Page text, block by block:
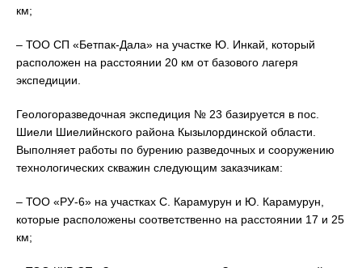
км;
– ТОО СП «Бетпак-Дала» на участке Ю. Инкай, который
расположен на расстоянии 20 км от базового лагеря
экспедиции.
Геологоразведочная экспедиция № 23 базируется в пос.
Шиели Шиелийнского района Кызылординской области.
Выполняет работы по бурению разведочных и сооружению
технологических скважин следующим заказчикам:
– ТОО «РУ-6» на участках С. Карамурун и Ю. Карамурун,
которые расположены соответственно на расстоянии 17 и 25
км;